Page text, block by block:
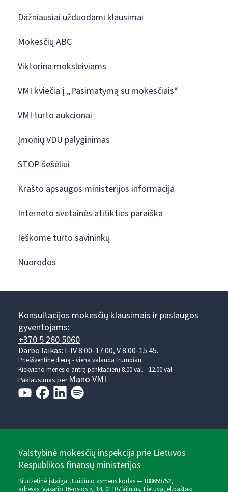
Dažniausiai užduodami klausimai
Mokesčių ABC
Viktorina moksleiviams
VMI kviečia į „Pasimatymą su mokesčiais“
VMI turto aukcionai
Įmonių VDU palyginimas
STOP šešėliui
Krašto apsaugos ministerijos informacija
Interneto svetainės atitikties paraiška
Ieškome turto savininkų
Nuorodos
Konsultacijos mokesčių klausimais ir paslaugos
gyventojams:
+370 5 260 5060
Darbo laikas: I-IV 8.00-17.00, V 8.00-15.45.
Prieššventinę dieną - viena valanda trumpiau.
Kiekvieno mėnesio antrą penktadienį 8.00 val. - 12.00 val.
Paklausimas perMano VMI
Valstybinė mokesčių inspekcija prie Lietuvos
Respublikos finansų ministerijos
Biudžetinė įstaiga. Juridinio asmens kodas — 188659752,
adresas: Vasario 16-osios g. 14, 01107 Vilnius, Lietuva, el.paštas: